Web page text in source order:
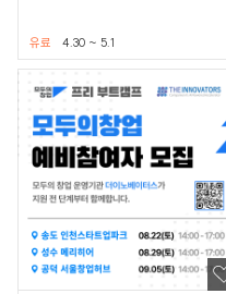
4.30 ~ 5.1
유료